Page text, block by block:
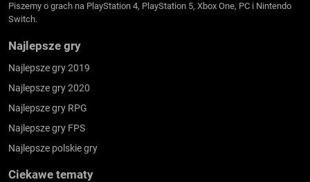
Piszemy o grach na PlayStation 4, PlayStation 5, Xbox One, PC i Nintendo
Switch.
Najlepsze gry
Najlepsze gry 2019
Najlepsze gry 2020
Najlepsze gry RPG
Najlepsze gry FPS
Najlepsze polskie gry
Ciekawe tematy